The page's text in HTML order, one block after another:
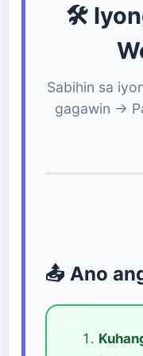
🛠️
Sabihin sa
gagawin →
📤 Ano